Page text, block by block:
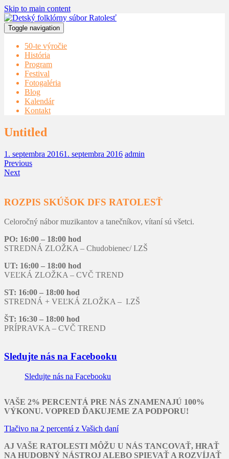
Skip to main content
Toggle navigation
50-te výročie
História
Program
Festival
Fotogaléria
Blog
Kalendár
Kontakt
Untitled
1. septembra 20161. septembra 2016 admin
Previous
Next
ROZPIS SKÚŠOK DFS RATOLESŤ
Celoročný nábor muzikantov a tanečníkov, vítaní sú všetci.
PO: 16:00 – 18:00 hod
STREDNÁ ZLOŽKA – Chudobienec/ I.ZŠ
UT: 16:00 – 18:00 hod
VEĽKÁ ZLOŽKA – CVČ TREND
ST: 16:00 – 18:00 hod
STREDNÁ + VEĽKÁ ZLOŽKA – I.ZŠ
ŠT: 16:30 – 18:00 hod
PRÍPRAVKA – CVČ TREND
Sledujte nás na Facebooku
Sledujte nás na Facebooku
VAŠE 2% PERCENTÁ PRE NÁS ZNAMENAJÚ 100%
VÝKONU. VOPRED ĎAKUJEME ZA PODPORU!
Tlačivo na 2 percentá z Vašich daní
AJ VAŠE RATOLESTI MÔŽU U NÁS TANCOVAŤ, HRAŤ
NA HUDOBNÝ NÁSTROJ ALEBO SPIEVAŤ A ROZVÍJAŤ